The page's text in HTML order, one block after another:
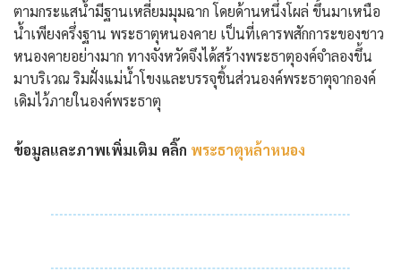
ตามกระแสน้ำมีฐานเหลี่ยมมุมฉาก โดยด้านหนึ่งโผล่ ขึ้นมาเหนือ
น้ำเพียงครึ่งฐาน พระธาตุหนองคาย เป็นที่เคารพสักการะของชาว
หนองคายอย่างมาก ทางจังหวัดจึงได้สร้างพระธาตุองค์จำลองขึ้น
มาบริเวณ ริมฝั่งแม่น้ำโขงและบรรจุชิ้นส่วนองค์พระธาตุจากองค์
เดิมไว้ภายในองค์พระธาตุ
ข้อมูลและภาพเพิ่มเติม คลิ๊ก พระธาตุหล้าหนอง